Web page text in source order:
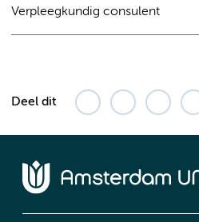
Verpleegkundig consulent
Deel dit